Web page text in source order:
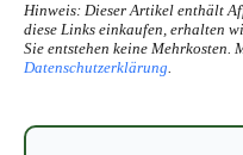
Hinweis: Dieser Artikel enthält
diese Links einkaufen, erhalten
Sie entstehen keine
Datenschutzerklärung.